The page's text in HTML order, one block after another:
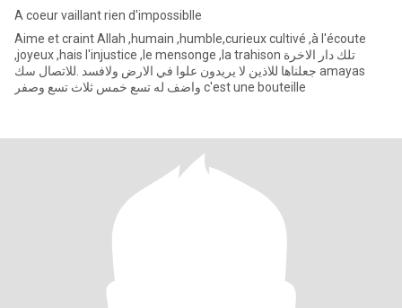
A coeur vaillant rien d'impossiblle
Aime et craint Allah ,humain ,humble,curieux cultivé ,à l'écoute
,joyeux ,hais l'injustice ,le mensonge ,la trahison تلك دار الاخرة
جعلناها للاذين لا يريدون علوا في الارض ولافسد .للاتصال سك amayas
واضف له تسع خمس ثلاث تسع وصفر c'est une bouteille